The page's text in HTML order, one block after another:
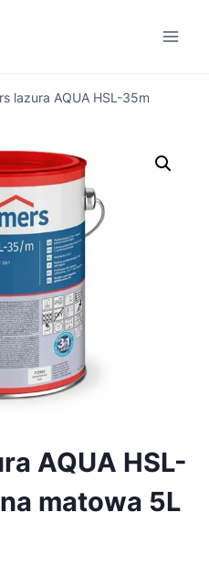
lazura AQUA HSL-35m
AQUA HSL-
matowa 5L